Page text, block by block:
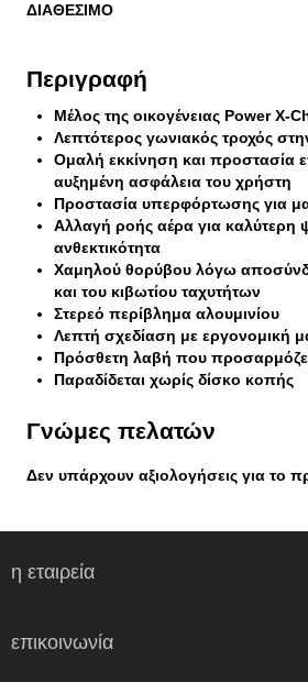
ΔΙΑΘΕΣΙΜΟ
Περιγραφή
Μέλος της οικογένειας Power X-
Λεπτότερος γωνιακός τροχός
Ομαλή εκκίνηση και προστασία
αυξημένη ασφάλεια του χρήστη
Προστασία υπερφόρτωσης για
Αλλαγή ροής αέρα για καλύτερη
ανθεκτικότητα
Χαμηλού θορύβου λόγω
και του κιβωτίου ταχυτήτων
Στερεό περίβλημα αλουμινίου
Λεπτή σχεδίαση με εργονομική
Πρόσθετη λαβή που
Παραδίδεται χωρίς δίσκο κοπής
Γνώμες πελατών
Δεν υπάρχουν αξιολογήσεις για το
η εταιρεία
επικοινωνία